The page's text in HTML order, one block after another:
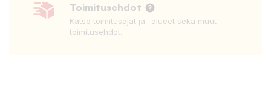
Toimitusehdot
Katso toimitusajat ja -alueet sekä muut
toimitusehdot.